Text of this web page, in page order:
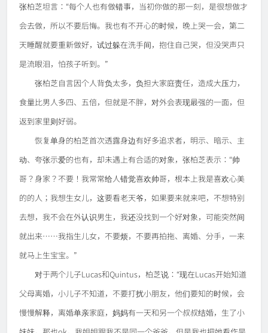
张柏芝坦言：“每个人也有做错事，当初你做的那一刻，是很想做才
会去做，所以不要后悔。我也有不开心的时候，晚上哭一会，第二
天睡醒就要重新做好，试过躲在洗手间，抱住自己哭，但没哭声只
是流眼泪，怕孩子听到。”
张柏芝自言因个人背负太多，负担大家庭责任，造成大压力，
食量比男人多四、五倍，但就是不胖，对外会表现最强的一面，但
返到家里则好弱。
恢复单身的柏芝首次透露身边有好多追求者，明示、暗示、主
动、夸张示爱的也有，却未遇上有合适的对象，张柏芝表示：“帅
哥？身家？不要！我常常给人错觉喜欢帅哥，根本上我是喜欢心美
的的人；我想生女儿，这要看老天爷，如果要来就来吧，不想特别
去想，我不会在外认识男生，我还没找到一个好对象，可能突然间
就出来……我指生儿女，不要烦，不要再拍拖、离婚、分手，一来
就马上生宝宝。”
对于两个儿子Lucas和Quintus，柏芝说：“现在Lucas开始知道
父母离婚，小儿子不知道，不要打扰小朋友，他们要知的时候，会
慢慢解释，离婚单亲家庭，妈妈有一天和另一个叔叔结婚，生了小